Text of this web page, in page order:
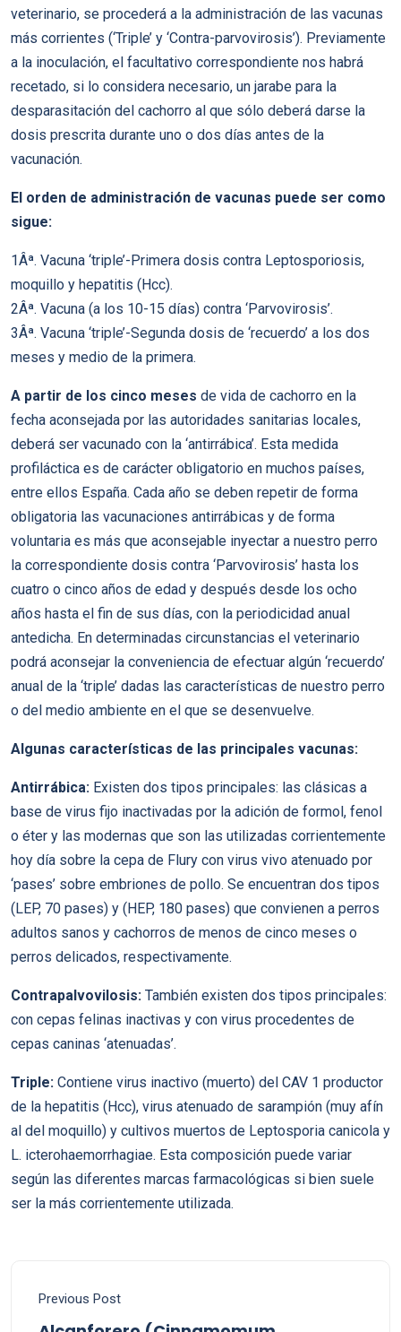
veterinario, se procederá a la administración de las vacunas
más corrientes (‘Triple’ y ‘Contra-parvovirosis’). Previamente
a la inoculación, el facultativo correspondiente nos habrá
recetado, si lo considera necesario, un jarabe para la
desparasitación del cachorro al que sólo deberá darse la
dosis prescrita durante uno o dos días antes de la
vacunación.
El orden de administración de vacunas puede ser como
sigue:
1Âª. Vacuna ‘triple’-Primera dosis contra Leptosporiosis,
moquillo y hepatitis (Hcc).
2Âª. Vacuna (a los 10-15 días) contra ‘Parvovirosis’.
3Âª. Vacuna ‘triple’-Segunda dosis de ‘recuerdo’ a los dos
meses y medio de la primera.
A partir de los cinco meses de vida de cachorro en la
fecha aconsejada por las autoridades sanitarias locales,
deberá ser vacunado con la ‘antirrábica’. Esta medida
profiláctica es de carácter obligatorio en muchos países,
entre ellos España. Cada año se deben repetir de forma
obligatoria las vacunaciones antirrábicas y de forma
voluntaria es más que aconsejable inyectar a nuestro perro
la correspondiente dosis contra ‘Parvovirosis’ hasta los
cuatro o cinco años de edad y después desde los ocho
años hasta el fin de sus días, con la periodicidad anual
antedicha. En determinadas circunstancias el veterinario
podrá aconsejar la conveniencia de efectuar algún ‘recuerdo’
anual de la ‘triple’ dadas las características de nuestro perro
o del medio ambiente en el que se desenvuelve.
Algunas características de las principales vacunas:
Antirrábica: Existen dos tipos principales: las clásicas a
base de virus fijo inactivadas por la adición de formol, fenol
o éter y las modernas que son las utilizadas corrientemente
hoy día sobre la cepa de Flury con virus vivo atenuado por
‘pases’ sobre embriones de pollo. Se encuentran dos tipos
(LEP, 70 pases) y (HEP, 180 pases) que convienen a perros
adultos sanos y cachorros de menos de cinco meses o
perros delicados, respectivamente.
Contrapalvovilosis: También existen dos tipos principales:
con cepas felinas inactivas y con virus procedentes de
cepas caninas ‘atenuadas’.
Triple: Contiene virus inactivo (muerto) del CAV 1 productor
de la hepatitis (Hcc), virus atenuado de sarampión (muy afín
al del moquillo) y cultivos muertos de Leptosporia canicola y
L. icterohaemorrhagiae. Esta composición puede variar
según las diferentes marcas farmacológicas si bien suele
ser la más corrientemente utilizada.
Previous Post